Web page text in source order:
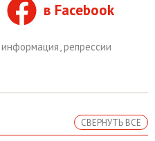
в Facebook
информация репрессии
СВЕРНУТЬ ВСЕ